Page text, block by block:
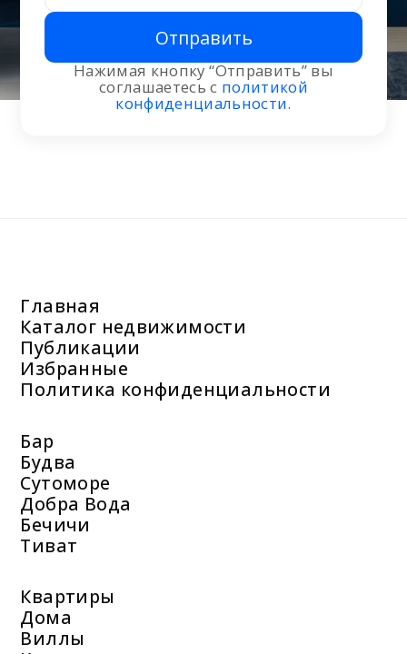
Отправить
Нажимая кнопку “Отправить” вы
соглашаетесь с политикой
конфиденциальности.
Главная
Каталог недвижимости
Публикации
Избранные
Политика конфиденциальности
Бар
Будва
Сутоморе
Добра Вода
Бечичи
Тиват
Квартиры
Дома
Виллы